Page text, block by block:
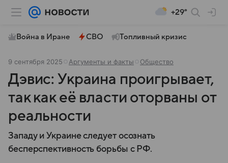
+29°
Война в Иране СВО Топливный кризис
9 сентября 2025 Аргументы и факты Общество
Дэвис: Украина проигрывает,
так как её власти оторваны от
реальности
Западу и Украине следует осознать
бесперспективность борьбы с РФ.